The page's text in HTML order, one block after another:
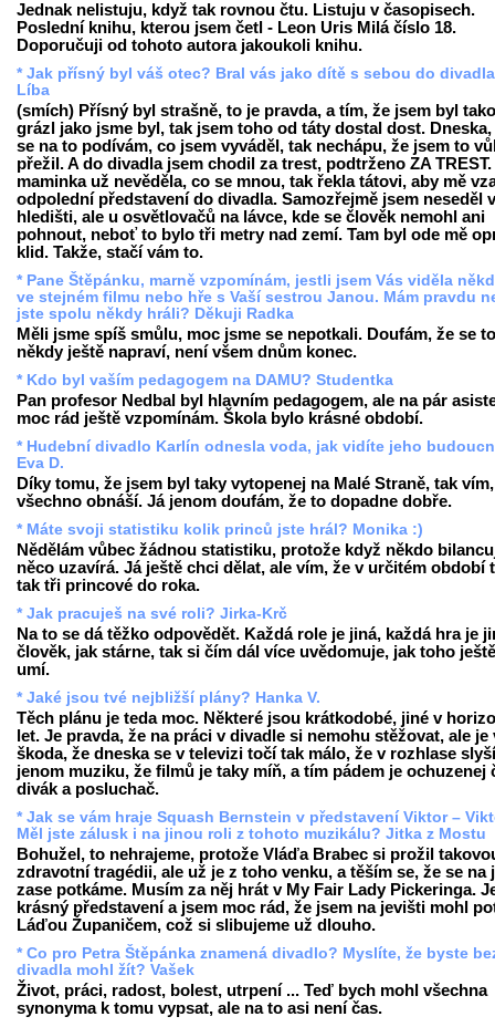
Jednak nelistuju, když tak rovnou čtu. Listuju v časopisech.
Poslední knihu, kterou jsem četl - Leon Uris Milá číslo 18.
Doporučuji od tohoto autora jakoukoli knihu.
* Jak přísný byl váš otec? Bral vás jako dítě s sebou do
Líba
(smích) Přísný byl strašně, to je pravda, a tím, že jsem byl
grázl jako jsme byl, tak jsem toho od táty dostal dost.
se na to podívám, co jsem vyváděl, tak nechápu, že jsem to
přežil. A do divadla jsem chodil za trest, podtrženo ZA
maminka už nevěděla, co se mnou, tak řekla tátovi, aby mě
odpolední představení do divadla. Samozřejmě jsem neseděl v
hledišti, ale u osvětlovačů na lávce, kde se člověk nemohl ani
pohnout, neboť to bylo tři metry nad zemí. Tam byl ode mě
klid. Takže, stačí vám to.
* Pane Štěpánku, marně vzpomínám, jestli jsem Vás viděla
ve stejném filmu nebo hře s Vaší sestrou Janou. Mám pravdu
jste spolu někdy hráli? Děkuji Radka
Měli jsme spíš smůlu, moc jsme se nepotkali. Doufám, že se to
někdy ještě napraví, není všem dnům konec.
* Kdo byl vaším pedagogem na DAMU? Studentka
Pan profesor Nedbal byl hlavním pedagogem, ale na pár
moc rád ještě vzpomínám. Škola bylo krásné období.
* Hudební divadlo Karlín odnesla voda, jak vidíte jeho
Eva D.
Díky tomu, že jsem byl taky vytopenej na Malé Straně, tak
všechno obnáší. Já jenom doufám, že to dopadne dobře.
* Máte svoji statistiku kolik princů jste hrál? Monika :)
Nědělám vůbec žádnou statistiku, protože když někdo
něco uzavírá. Já ještě chci dělat, ale vím, že v určitém období
tak tři princové do roka.
* Jak pracuješ na své roli? Jirka-Krč
Na to se dá těžko odpovědět. Každá role je jiná, každá hra je
člověk, jak stárne, tak si čím dál více uvědomuje, jak toho
umí.
* Jaké jsou tvé nejbližší plány? Hanka V.
Těch plánu je teda moc. Některé jsou krátkodobé, jiné v
let. Je pravda, že na práci v divadle si nemohu stěžovat, ale je
škoda, že dneska se v televizi točí tak málo, že v rozhlase
jenom muziku, že filmů je taky míň, a tím pádem je ochuzenej
divák a posluchač.
* Jak se vám hraje Squash Bernstein v představení Viktor –
Měl jste zálusk i na jinou roli z tohoto muzikálu? Jitka z Mostu
Bohužel, to nehrajeme, protože Vláďa Brabec si prožil
zdravotní tragédii, ale už je z toho venku, a těším se, že se na
zase potkáme. Musím za něj hrát v My Fair Lady Pickeringa.
krásný představení a jsem moc rád, že jsem na jevišti mohl
Láďou Županičem, což si slibujeme už dlouho.
* Co pro Petra Štěpánka znamená divadlo? Myslíte, že byste
divadla mohl žít? Vašek
Život, práci, radost, bolest, utrpení ... Teď bych mohl všechna
synonyma k tomu vypsat, ale na to asi není čas.